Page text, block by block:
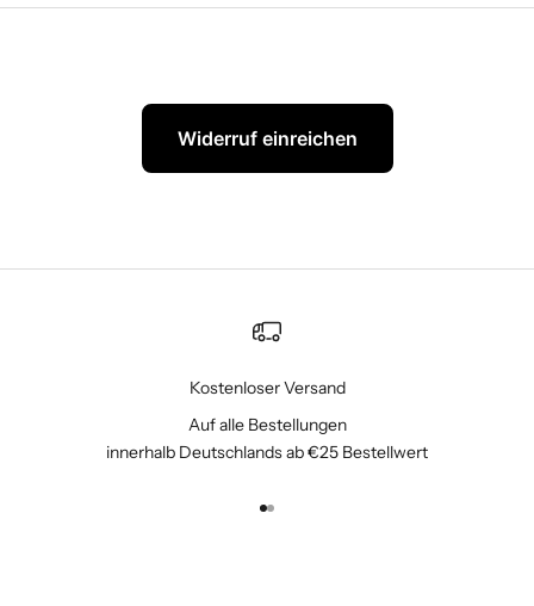
Widerruf einreichen
Kostenloser Versand
Auf alle Bestellungen
innerhalb Deutschlands ab €25 Bestellwert
Gehe zu Element 1
Gehe zu Element 2